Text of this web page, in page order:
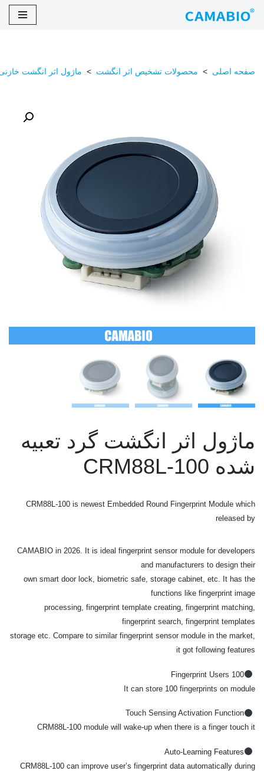
صفحه اصلی > محصولات تشخیص اثر انگشت > ماژول اثر انگشت
ماژول اثر انگشت گرد تعبیه
شده CRM88L-100
CRM88L-100 is newest Embedded Round Fingerprint Module which
released by
CAMABIO in 2026. It is ideal fingerprint sensor module for developers
and manufacturers to design their
own smart door lock, biometric safe, storage cabinet, etc. It has the
functions like fingerprint image
processing, fingerprint template creating, fingerprint matching,
fingerprint search, fingerprint templates
storage etc. Compare to similar fingerprint sensor module in the market,
it got following features
100 Fingerprint Users
It can store 100 fingerprints on module
Touch Sensing Activation Function
CRM88L-100 module will wake-up when there is a finger touch it
Auto-Learning Features
CRM88L-100 can improve user’s fingerprint data automatically during